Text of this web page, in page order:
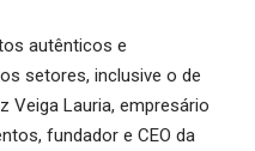
autênticos e
setores, inclusive o de
Veiga Lauria, empresário
fundador e CEO da